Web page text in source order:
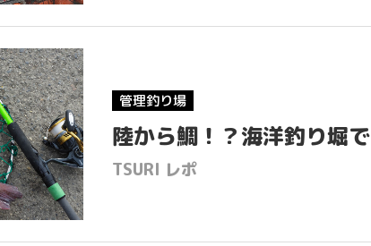
管理釣り場
陸から鯛！？海洋釣り堀
TSURI レポ